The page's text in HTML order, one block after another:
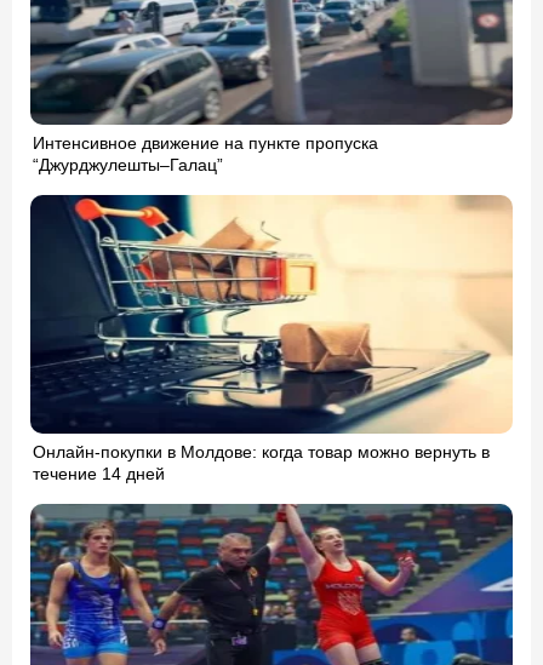
Интенсивное движение на пункте пропуска
“Джурджулешты–Галац”
Онлайн-покупки в Молдове: когда товар можно вернуть в
течение 14 дней